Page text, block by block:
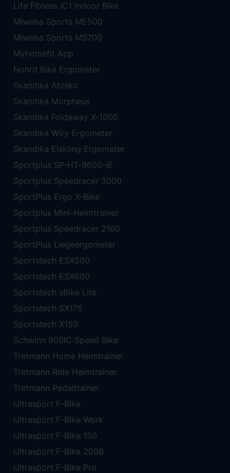
Life Fitness IC1 Indoor Bike
Miweba Sports ME500
Miweba Sports MS700
Myhomefit App
Nohrd Bike Ergometer
Skandika Abisko
Skandika Morpheus
Skandika Foldaway X-1000
Skandika Wiry Ergometer
Skandika Elskling Ergometer
Sportplus SP-HT-9600-iE
Sportplus Speedracer 3000
SportPlus Ergo X-Bike
Sportplus Mini-Heimtrainer
Sportplus Speedracer 2100
SportPlus Liegeergometer
Sportstech ESX500
Sportstech ESX600
Sportstech sBike Lite
Sportstech SX175
Sportstech X150
Schwinn 800IC Speed Bike
Tretmann Home Heimtrainer
Tretmann Ride Heimtrainer
Tretmann Pedaltrainer
Ultrasport F-Bike
Ultrasport F-Bike Work
Ultrasport F-Bike 150
Ultrasport F-Bike 200B
Ultrasport F-Bike Pro